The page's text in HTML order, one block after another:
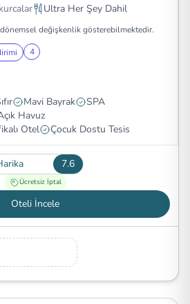
Ultra Her Şey Dahil
değişkenlik gösterebilmektedir.
4
Mavi Bayrak
SPA
Havuz
Otel
Çocuk Dostu Tesis
7.6
Ücretsiz İptal
Oteli İncele